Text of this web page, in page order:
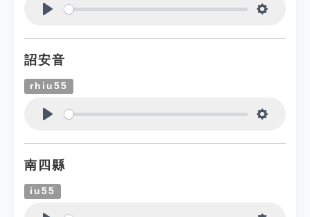
詔安音
rhiu55
南四縣
iu55